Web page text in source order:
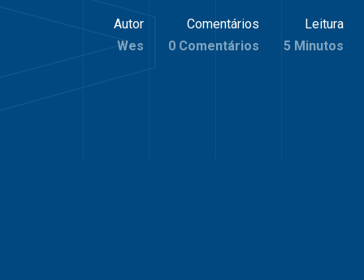
Autor
Wes
Comentários
0 Comentários
Leitura
5 Minutos